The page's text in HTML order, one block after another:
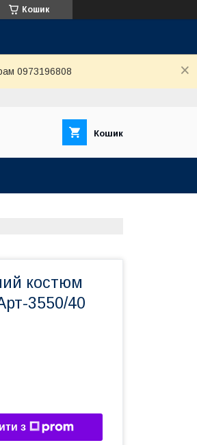
Кошик
0973196808
Кошик
костюм
3550/40
з